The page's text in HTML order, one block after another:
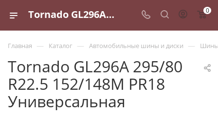
Tornado GL296A 295/80 R22.5 152/148M PR18 Универсальная - купить в Санкт-Петербурге по выгодной цене 0
Главная — Каталог — Автомобильные шины и диски — Шины
Tornado GL296A 295/80
R22.5 152/148M PR18
Универсальная